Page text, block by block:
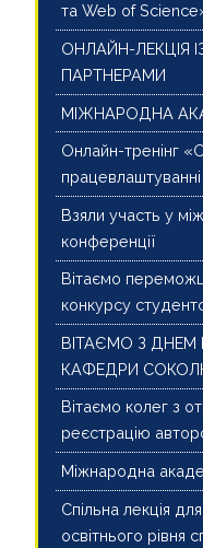
та Web of
ОНЛАЙН-ЛЕКЦІЯ
ПАРТНЕРАМИ
МІЖНАРОДНА
Онлайн-тренінг
Взяли участь у
конференції
Вітаємо
конкурсу
ВІТАЄМО З
КАФЕДРИ
Вітаємо колег з
реєстрацію
Міжнародна
Спільна лекція
освітнього рівня